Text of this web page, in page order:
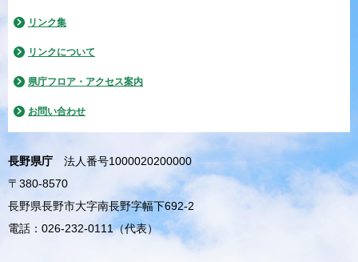
リンク集
リンクについて
県庁フロア・アクセス案内
お問い合わせ
長野県庁
法人番号1000020200000
〒380-8570
長野県長野市大字南長野字幅下692-2
電話：026-232-0111（代表）